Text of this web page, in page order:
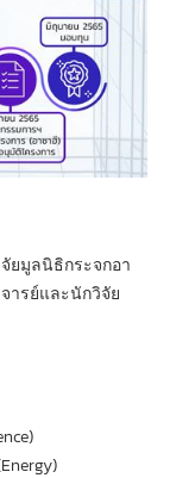
ยมูลนิธิกระจกอา
ารย์และนักวิจัย